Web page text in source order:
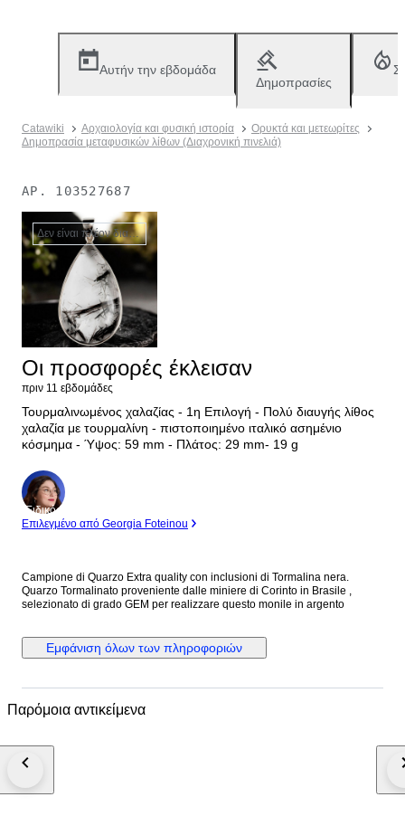
Αυτήν την εβδομάδα
Δημοπρασίες
Catawiki Αρχαιολογία και φυσική ιστορία
Ορυκτά και μετεωρίτες
Δημοπρασία μεταφυσικών λίθων (Διαχρονική πινελιά)
ΑΡ. 103527687
Δεν είναι πλέον διαθέσιμο
Οι προσφορές έκλεισαν
πριν 11 εβδομάδες
Τουρμαλινωμένος χαλαζίας - 1η Επιλογή - Πολύ διαυγής λίθος
χαλαζία με τουρμαλίνη - πιστοποιημένο ιταλικό ασημένιο
κόσμημα - Ύψος: 59 mm - Πλάτος: 29 mm- 19 g
Ειδικός
Επιλεγμένο από Georgia Foteinou
Campione di Quarzo Extra quality con inclusioni di Tormalina nera.
Quarzo Tormalinato proveniente dalle miniere di Corinto in Brasile ,
selezionato di grado GEM per realizzare questo monile in argento
Εμφάνιση όλων των πληροφοριών
Παρόμοια αντικείμενα